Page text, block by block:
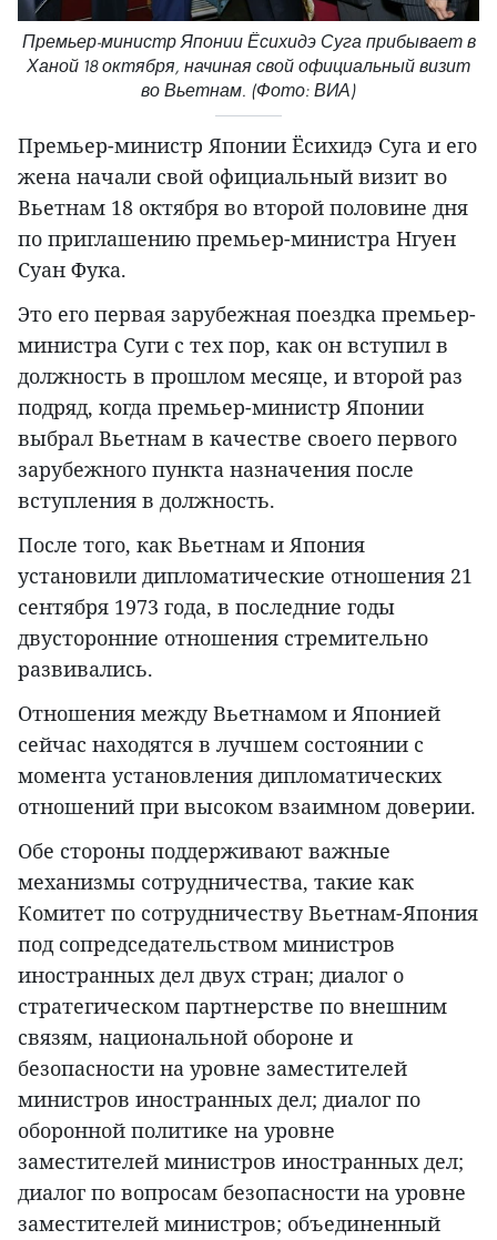
Премьер-министр Японии Ёсихидэ Суга прибывает в
Ханой 18 октября, начиная свой официальный визит
во Вьетнам. (Фото: ВИА)
Премьер-министр Японии Ёсихидэ Суга и его
жена начали свой официальный визит во
Вьетнам 18 октября во второй половине дня
по приглашению премьер-министра Нгуен
Суан Фука.
Это его первая зарубежная поездка премьер-
министра Суги с тех пор, как он вступил в
должность в прошлом месяце, и второй раз
подряд, когда премьер-министр Японии
выбрал Вьетнам в качестве своего первого
зарубежного пункта назначения после
вступления в должность.
После того, как Вьетнам и Япония
установили дипломатические отношения 21
сентября 1973 года, в последние годы
двусторонние отношения стремительно
развивались.
Отношения между Вьетнамом и Японией
сейчас находятся в лучшем состоянии с
момента установления дипломатических
отношений при высоком взаимном доверии.
Обе стороны поддерживают важные
механизмы сотрудничества, такие как
Комитет по сотрудничеству Вьетнам-Япония
под сопредседательством министров
иностранных дел двух стран; диалог о
стратегическом партнерстве по внешним
связям, национальной обороне и
безопасности на уровне заместителей
министров иностранных дел; диалог по
оборонной политике на уровне
заместителей министров иностранных дел;
диалог по вопросам безопасности на уровне
заместителей министров; объединенный